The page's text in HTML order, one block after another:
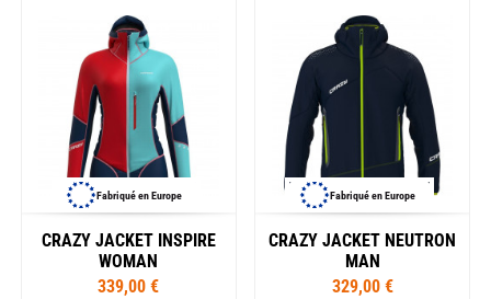
Fabriqué en Europe
CRAZY JACKET INSPIRE
WOMAN
339,00 €
Fabriqué en Europe
CRAZY JACKET NEUTRON
MAN
329,00 €